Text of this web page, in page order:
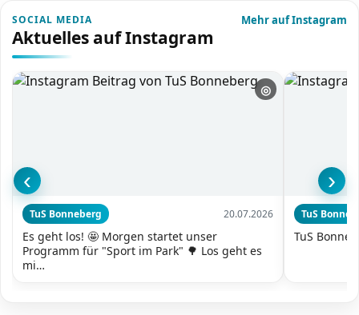
SOCIAL MEDIA
Aktuelles auf Instagram
Mehr auf Instagram
‹
◎
TuS Bonneberg 20.07.2026
Es geht los! 🤩 Morgen startet unser
Programm für "Sport im Park" 🌳 Los geht es
mi…
TuS
TuS
›